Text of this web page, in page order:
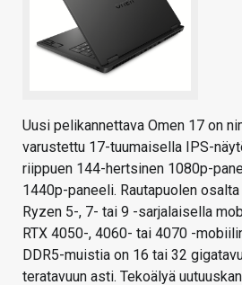
Uusi pelikannettava Omen 17 on
varustettu 17-tuumaisella IPS-
riippuen 144-hertsinen 1080p-
1440p-paneeli. Rautapuolen
Ryzen 5-, 7- tai 9 -sarjalaisella
RTX 4050-, 4060- tai 4070 -
DDR5-muistia on 16 tai 32
teratavuun asti. Tekoälyä